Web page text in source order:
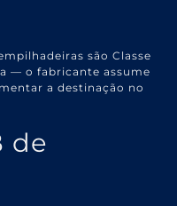
são Classe
— o fabricante assume
a destinação no
de